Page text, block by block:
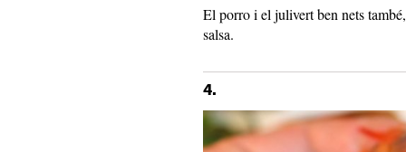
El porro i el julivert ben nets
salsa.
4.